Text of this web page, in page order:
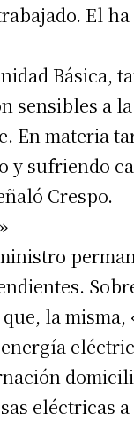
El
Básica,
sensibles a
En materia
y sufriendo
Crespo.
la misma,
eléctricas